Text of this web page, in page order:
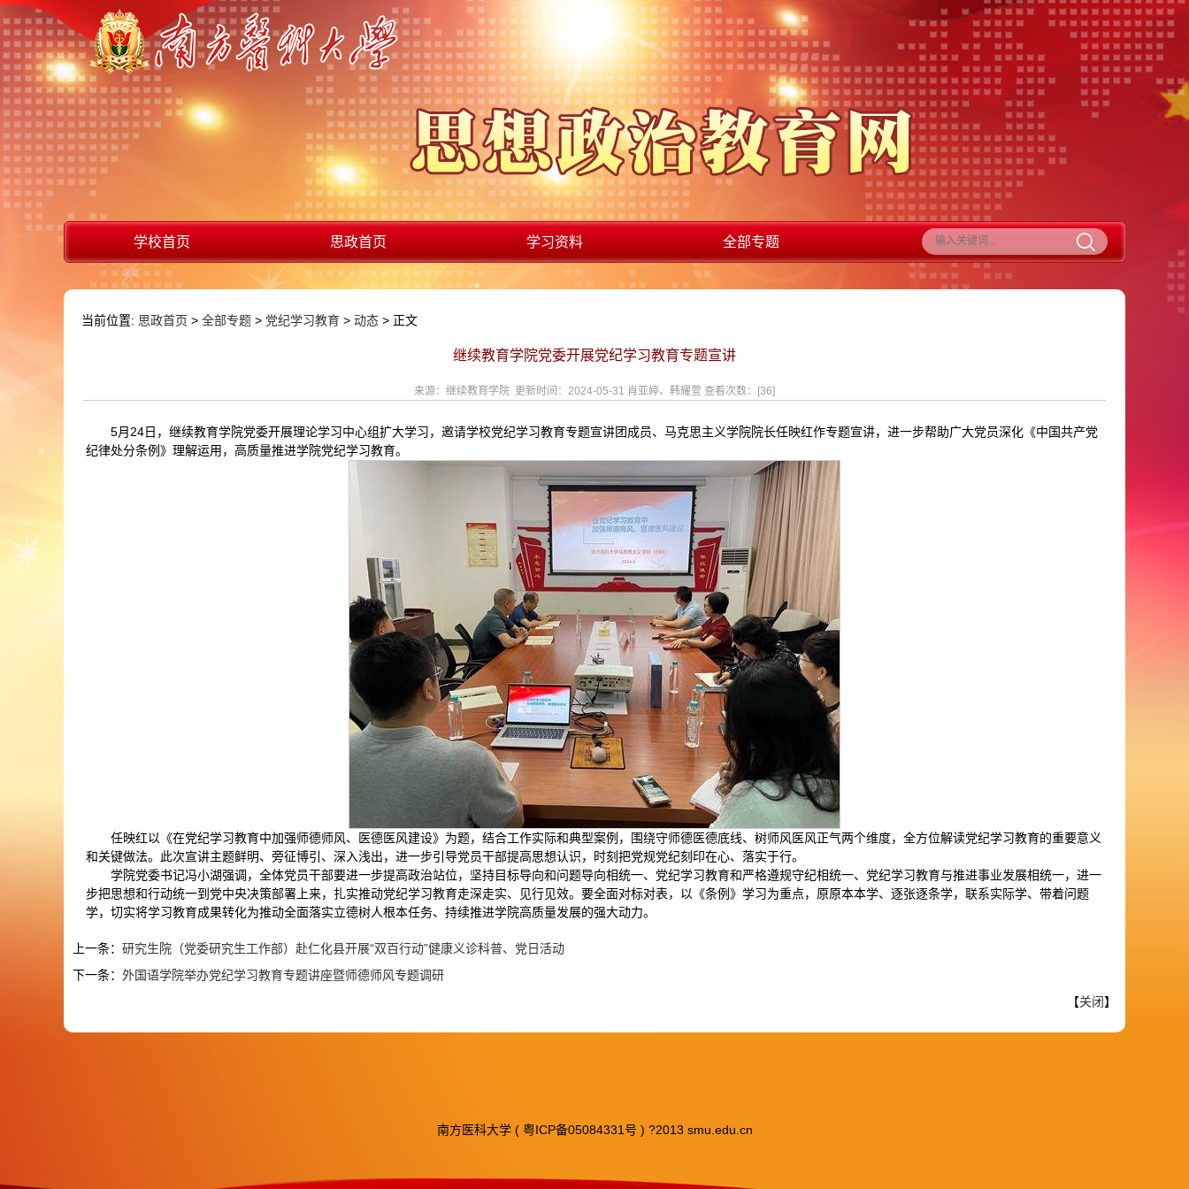
学校首页 思政首页 学习资料 全部专题
当前位置: 思政首页 > 全部专题 > 党纪学习教育 > 动态 > 正文
继续教育学院党委开展党纪学习教育专题宣讲
来源：继续教育学院 更新时间：2024-05-31 肖亚婷、韩耀萱 查看次数：[36]
5月24日，继续教育学院党委开展理论学习中心组扩大学习，邀请学校党纪学习教育专题宣讲团成员、马克思主义学院院长任映红作专题宣讲，进一步帮助广大党员深化《中国共产党
纪律处分条例》理解运用，高质量推进学院党纪学习教育。
任映红以《在党纪学习教育中加强师德师风、医德医风建设》为题，结合工作实际和典型案例，围绕守师德医德底线、树师风医风正气两个维度，全方位解读党纪学习教育的重要意义
和关键做法。此次宣讲主题鲜明、旁征博引、深入浅出，进一步引导党员干部提高思想认识，时刻把党规党纪刻印在心、落实于行。
学院党委书记冯小湖强调，全体党员干部要进一步提高政治站位，坚持目标导向和问题导向相统一、党纪学习教育和严格遵规守纪相统一、党纪学习教育与推进事业发展相统一，进一
步把思想和行动统一到党中央决策部署上来，扎实推动党纪学习教育走深走实、见行见效。要全面对标对表，以《条例》学习为重点，原原本本学、逐张逐条学，联系实际学、带着问题
学，切实将学习教育成果转化为推动全面落实立德树人根本任务、持续推进学院高质量发展的强大动力。
上一条： 研究生院（党委研究生工作部）赴仁化县开展“双百行动”健康义诊科普、党日活动
下一条： 外国语学院举办党纪学习教育专题讲座暨师德师风专题调研
【关闭】
南方医科大学 ( 粤ICP备05084331号 ) ?2013 smu.edu.cn